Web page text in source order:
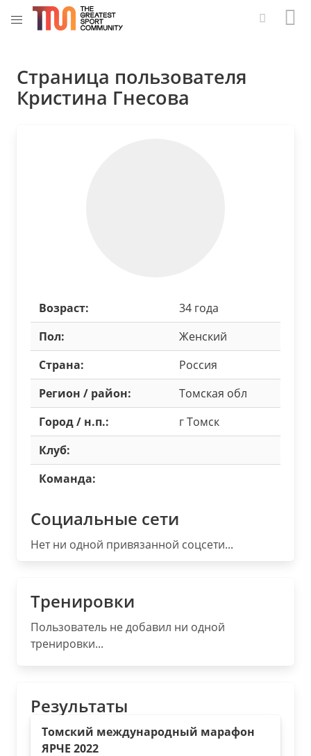
Страница пользователя
Кристина Гнесова
Возраст:
34 года
Пол:
Женский
Страна:
Россия
Регион / район:
Томская обл
Город / н.п.:
г Томск
Клуб:
Команда:
Социальные сети
Нет ни одной привязанной соцсети...
Тренировки
Пользователь не добавил ни одной
тренировки...
Результаты
Томский международный марафон
ЯРЧЕ 2022